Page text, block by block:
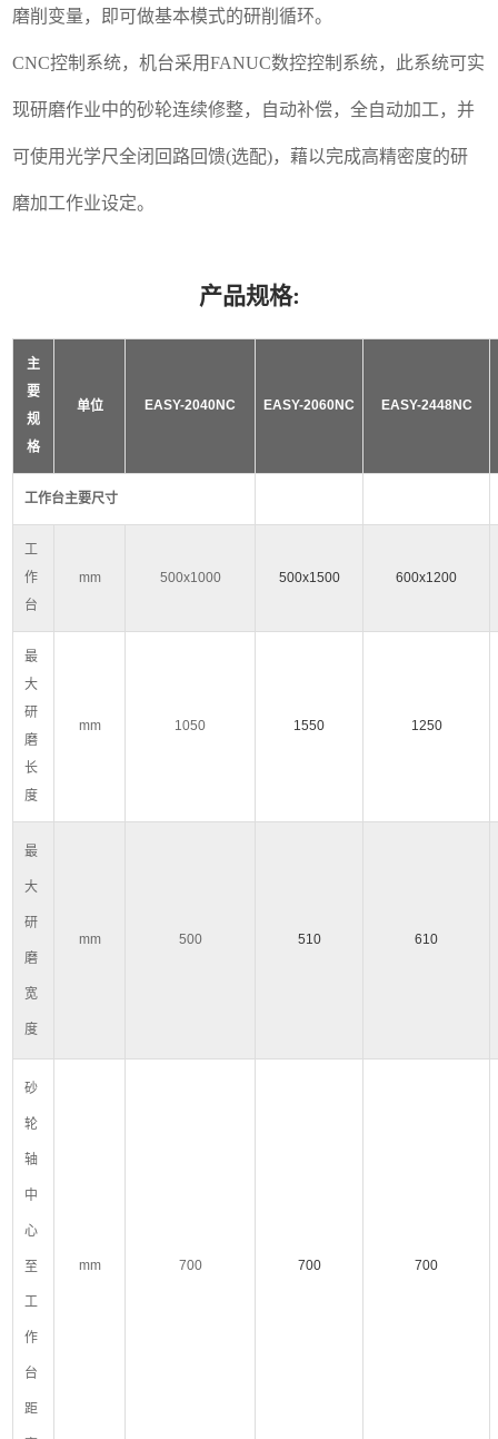
磨削变量，即可做基本模式的研削循环。
CNC控制系统，机台采用FANUC数控控制系统，此系统可实
现研磨作业中的砂轮连续修整，自动补偿，全自动加工，并
可使用光学尺全闭回路回馈(选配)，藉以完成高精密度的研
磨加工作业设定。
产品规格:
主
要
规
格
单位 EASY-2040NC EASY-2060NC EASY-2448NC
工作台主要尺寸
工
作
台
mm 500x1000 500x1500 600x1200
最
大
研
磨
长
度
mm 1050 1550 1250
最
大
研
磨
宽
度
mm 500 510 610
砂
轮
轴
中
心
至
工
作
台
距
mm 700 700 700